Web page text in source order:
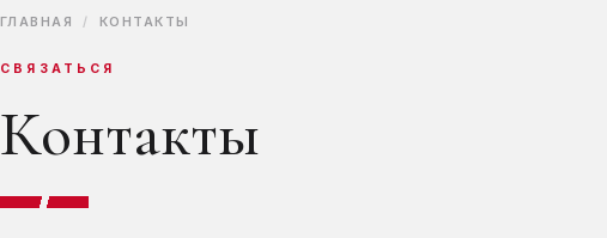
ГЛАВНАЯ / КОНТАКТЫ
СВЯЗАТЬСЯ
Контакты